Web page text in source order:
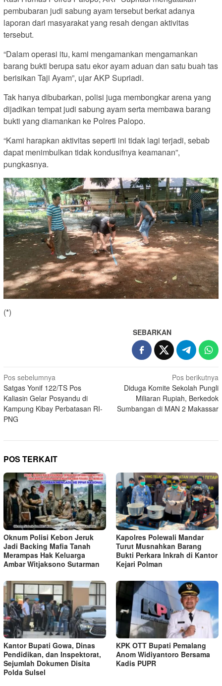
pembubaran judi sabung ayam tersebut berkat adanya
laporan dari masyarakat yang resah dengan aktivitas
tersebut.
“Dalam operasi itu, kami mengamankan mengamankan
barang bukti berupa satu ekor ayam aduan dan satu buah tas
berisikan Taji Ayam”, ujar AKP Supriadi.
Tak hanya dibubarkan, polisi juga membongkar arena yang
dijadikan tempat judi sabung ayam serta membawa barang
bukti yang diamankan ke Polres Palopo.
“Kami harapkan aktivitas seperti ini tidak lagi terjadi, sebab
dapat menimbulkan tidak kondusifnya keamanan”,
pungkasnya.
(*)
SEBARKAN
Navigasi
pos
Pos sebelumnya
Satgas Yonif 122/TS Pos
Kaliasin Gelar Posyandu di
Kampung Kibay Perbatasan RI-
PNG
Pos berikutnya
Diduga Komite Sekolah Pungli
Miliaran Rupiah, Berkedok
Sumbangan di MAN 2 Makassar
POS TERKAIT
Oknum Polisi Kebon Jeruk
Jadi Backing Mafia Tanah
Merampas Hak Keluarga
Ambar Witjaksono Sutarman
Kapolres Polewali Mandar
Turut Musnahkan Barang
Bukti Perkara Inkrah di Kantor
Kejari Polman
Kantor Bupati Gowa, Dinas
Pendidikan, dan Inspektorat,
Sejumlah Dokumen Disita
Polda Sulsel
KPK OTT Bupati Pemalang
Anom Widiyantoro Bersama
Kadis PUPR